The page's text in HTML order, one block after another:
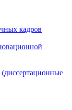
кадров
(диссертационные